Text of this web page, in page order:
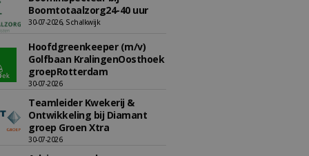
Boomtotaalzorg24-40 uur
30-07-2026, Schalkwijk
Hoofdgreenkeeper (m/v)
Golfbaan KralingenOosthoek
groepRotterdam
30-07-2026
Teamleider Kwekerij &
Ontwikkeling bij Diamant
groep Groen Xtra
30-07-2026